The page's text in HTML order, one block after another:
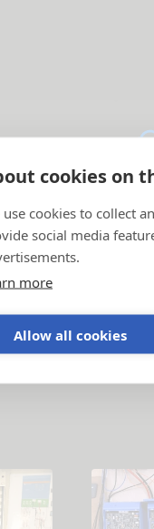
cookies on
use cookies to collect
social media
more
Allow all cookies